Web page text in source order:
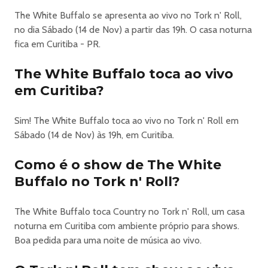
The White Buffalo se apresenta ao vivo no Tork n' Roll,
no dia Sábado (14 de Nov) a partir das 19h. O casa noturna
fica em Curitiba - PR.
The White Buffalo toca ao vivo
em Curitiba?
Sim! The White Buffalo toca ao vivo no Tork n' Roll em
Sábado (14 de Nov) às 19h, em Curitiba.
Como é o show de The White
Buffalo no Tork n' Roll?
The White Buffalo toca Country no Tork n' Roll, um casa
noturna em Curitiba com ambiente próprio para shows.
Boa pedida para uma noite de música ao vivo.